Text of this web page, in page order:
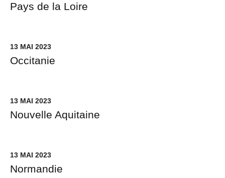
Pays de la Loire
13 MAI 2023
Occitanie
13 MAI 2023
Nouvelle Aquitaine
13 MAI 2023
Normandie